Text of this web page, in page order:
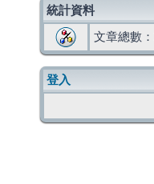
統計資料
文章總數：
登入